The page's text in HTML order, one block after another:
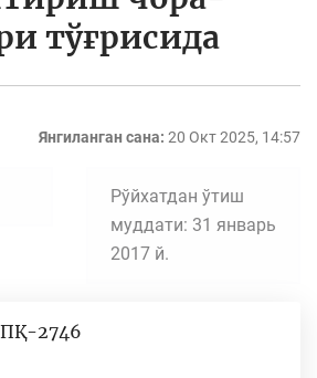
тўғрисида
Янгиланган сана: 20 Окт 2025, 14:57
Рўйхатдан ўтиш
муддати: 31 январь
2017 й.
2746